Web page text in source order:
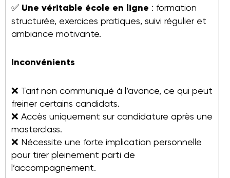
✅ Une véritable école en ligne : formation
structurée, exercices pratiques, suivi régulier et
ambiance motivante.
Inconvénients
❌ Tarif non communiqué à l’avance, ce qui peut
freiner certains candidats.
❌ Accès uniquement sur candidature après une
masterclass.
❌ Nécessite une forte implication personnelle
pour tirer pleinement parti de
l’accompagnement.